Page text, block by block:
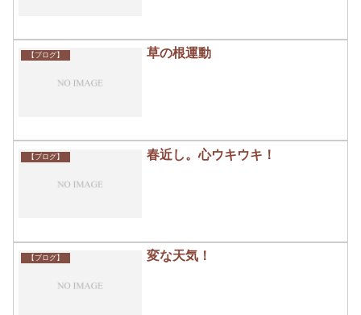
【ブログ】 草の根運動
【ブログ】 春近し。心ウキウキ！
【ブログ】 変な天気！